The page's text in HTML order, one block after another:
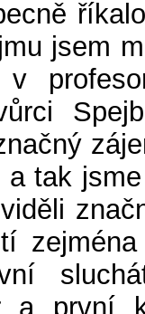
jsem
v
a tak
a první